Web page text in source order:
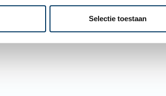
Selectie toestaan
herstel helpen om belangrijke data
is dit de meest verstandige keuze